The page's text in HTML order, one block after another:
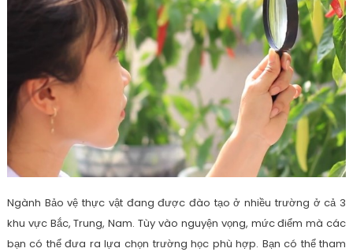
Ngành Bảo vệ thực vật đang được đào tạo ở nhiều trường ở cả 3
khu vực Bắc, Trung, Nam. Tùy vào nguyện vọng, mức điểm mà các
bạn có thể đưa ra lựa chọn trường học phù hợp. Bạn có thể tham